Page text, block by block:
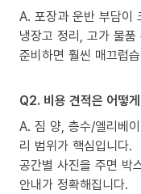
A. 포장과 운반 부담이
냉장고 정리, 고가 물
준비하면 훨씬 매끄럽
Q2. 비용 견적은 어떻
A. 짐 양, 층수/엘리베
리 범위가 핵심입니다.
공간별 사진을 주면 박
안내가 정확해집니다.